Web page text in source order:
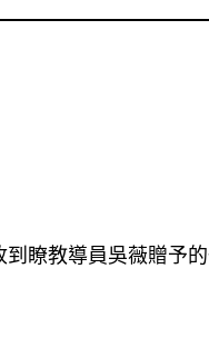
瞭教導員吳薇贈予